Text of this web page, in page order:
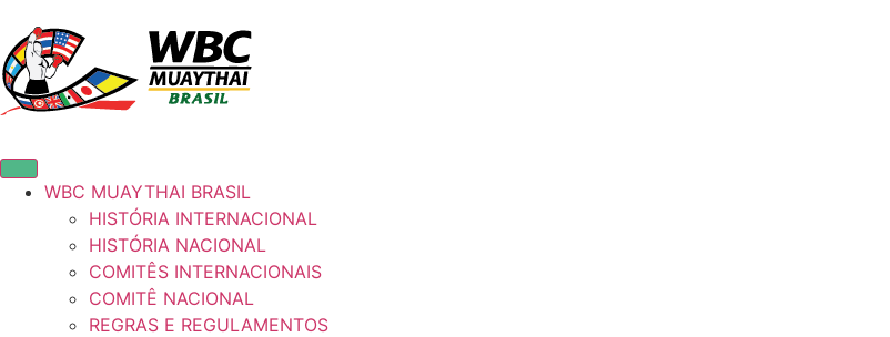
WBC MUAYTHAI BRASIL
HISTÓRIA INTERNACIONAL
HISTÓRIA NACIONAL
COMITÊS INTERNACIONAIS
COMITÊ NACIONAL
REGRAS E REGULAMENTOS